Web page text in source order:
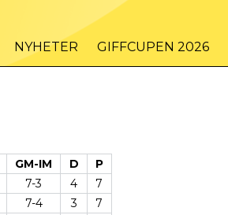
NYHETER GIFFCUPEN 2026
GM-IM D
P
7-3 4
7
7-4 3
7